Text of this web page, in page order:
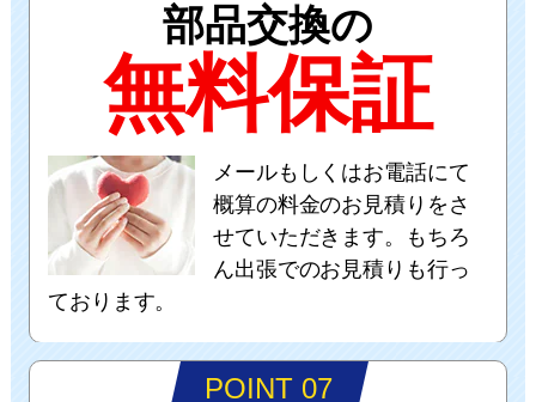
部品交換の
無料保証
メールもしくはお電話にて
概算の料金のお見積りをさ
せていただきます。もちろ
ん出張でのお見積りも行っ
ております。
POINT 07